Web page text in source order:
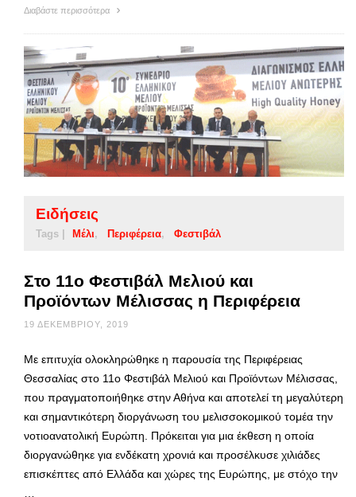
Διαβάστε περισσότερα
Ειδήσεις
Tags | Μέλι Περιφέρεια Φεστιβάλ
Στο 11ο Φεστιβάλ Μελιού και
Προϊόντων Μέλισσας η Περιφέρεια
19 ΔΕΚΕΜΒΡΊΟΥ, 2019
Με επιτυχία ολοκληρώθηκε η παρουσία της Περιφέρειας
Θεσσαλίας στο 11ο Φεστιβάλ Μελιού και Προϊόντων Μέλισσας,
που πραγματοποιήθηκε στην Αθήνα και αποτελεί τη μεγαλύτερη
και σημαντικότερη διοργάνωση του μελισσοκομικού τομέα την
νοτιοανατολική Ευρώπη. Πρόκειται για μια έκθεση η οποία
διοργανώθηκε για ενδέκατη χρονιά και προσέλκυσε χιλιάδες
επισκέπτες από Ελλάδα και χώρες της Ευρώπης, με στόχο την